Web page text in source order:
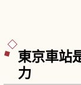
東京車站
力